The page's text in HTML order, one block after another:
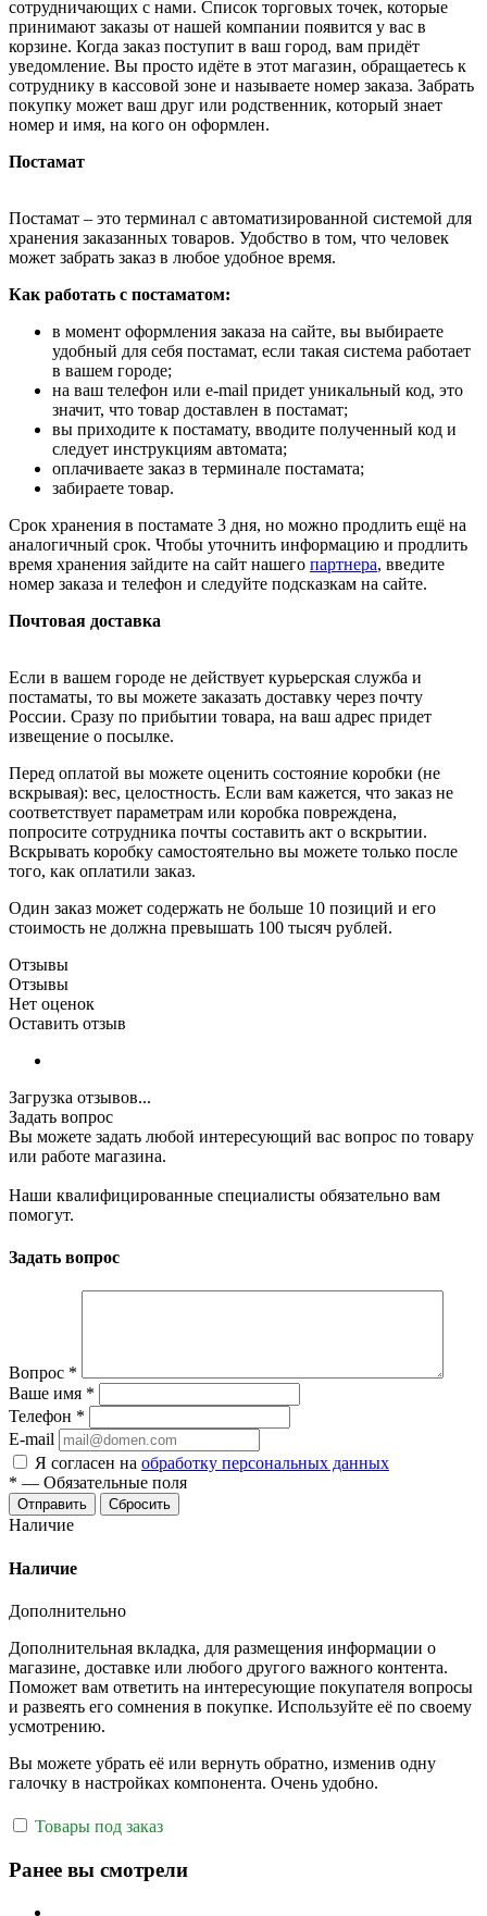
сотрудничающих с нами. Список торговых точек, которые
принимают заказы от нашей компании появится у вас в
корзине. Когда заказ поступит в ваш город, вам придёт
уведомление. Вы просто идёте в этот магазин, обращаетесь к
сотруднику в кассовой зоне и называете номер заказа. Забрать
покупку может ваш друг или родственник, который знает
номер и имя, на кого он оформлен.
Постамат
Постамат – это терминал с автоматизированной системой для
хранения заказанных товаров. Удобство в том, что человек
может забрать заказ в любое удобное время.
Как работать с постаматом:
в момент оформления заказа на сайте, вы выбираете
удобный для себя постамат, если такая система работает
в вашем городе;
на ваш телефон или e-mail придет уникальный код, это
значит, что товар доставлен в постамат;
вы приходите к постамату, вводите полученный код и
следует инструкциям автомата;
оплачиваете заказ в терминале постамата;
забираете товар.
Срок хранения в постамате 3 дня, но можно продлить ещё на
аналогичный срок. Чтобы уточнить информацию и продлить
время хранения зайдите на сайт нашего партнера, введите
номер заказа и телефон и следуйте подсказкам на сайте.
Почтовая доставка
Если в вашем городе не действует курьерская служба и
постаматы, то вы можете заказать доставку через почту
России. Сразу по прибытии товара, на ваш адрес придет
извещение о посылке.
Перед оплатой вы можете оценить состояние коробки (не
вскрывая): вес, целостность. Если вам кажется, что заказ не
соответствует параметрам или коробка повреждена,
попросите сотрудника почты составить акт о вскрытии.
Вскрывать коробку самостоятельно вы можете только после
того, как оплатили заказ.
Один заказ может содержать не больше 10 позиций и его
стоимость не должна превышать 100 тысяч рублей.
Отзывы
Отзывы
Нет оценок
Оставить отзыв
Загрузка отзывов...
Задать вопрос
Вы можете задать любой интересующий вас вопрос по товару
или работе магазина.
Наши квалифицированные специалисты обязательно вам
помогут.
Задать вопрос
Вопрос *
Ваше имя *
Телефон *
E-mail
Я согласен на обработку персональных данных
* — Обязательные поля
Отправить Сбросить
Наличие
Наличие
Дополнительно
Дополнительная вкладка, для размещения информации о
магазине, доставке или любого другого важного контента.
Поможет вам ответить на интересующие покупателя вопросы
и развеять его сомнения в покупке. Используйте её по своему
усмотрению.
Вы можете убрать её или вернуть обратно, изменив одну
галочку в настройках компонента. Очень удобно.
Товары под заказ
Ранее вы смотрели